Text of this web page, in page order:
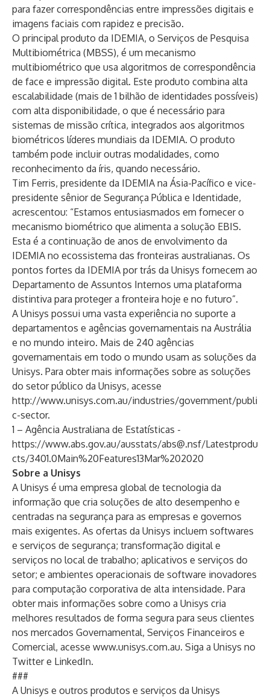
para fazer correspondências entre impressões digitais e
imagens faciais com rapidez e precisão.
O principal produto da IDEMIA, o Serviços de Pesquisa
Multibiométrica (MBSS), é um mecanismo
multibiométrico que usa algoritmos de correspondência
de face e impressão digital. Este produto combina alta
escalabilidade (mais de 1 bilhão de identidades possíveis)
com alta disponibilidade, o que é necessário para
sistemas de missão crítica, integrados aos algoritmos
biométricos líderes mundiais da IDEMIA. O produto
também pode incluir outras modalidades, como
reconhecimento da íris, quando necessário.
Tim Ferris, presidente da IDEMIA na Ásia-Pacífico e vice-
presidente sênior de Segurança Pública e Identidade,
acrescentou: “Estamos entusiasmados em fornecer o
mecanismo biométrico que alimenta a solução EBIS.
Esta é a continuação de anos de envolvimento da
IDEMIA no ecossistema das fronteiras australianas. Os
pontos fortes da IDEMIA por trás da Unisys fornecem ao
Departamento de Assuntos Internos uma plataforma
distintiva para proteger a fronteira hoje e no futuro”.
A Unisys possui uma vasta experiência no suporte a
departamentos e agências governamentais na Austrália
e no mundo inteiro. Mais de 240 agências
governamentais em todo o mundo usam as soluções da
Unisys. Para obter mais informações sobre as soluções
do setor público da Unisys, acesse
http://www.unisys.com.au/industries/government/publi
c-sector.
1 – Agência Australiana de Estatísticas -
https://www.abs.gov.au/ausstats/abs@.nsf/Latestprodu
cts/3401.0Main%20Features13Mar%202020
Sobre a Unisys
A Unisys é uma empresa global de tecnologia da
informação que cria soluções de alto desempenho e
centradas na segurança para as empresas e governos
mais exigentes. As ofertas da Unisys incluem softwares
e serviços de segurança; transformação digital e
serviços no local de trabalho; aplicativos e serviços do
setor; e ambientes operacionais de software inovadores
para computação corporativa de alta intensidade. Para
obter mais informações sobre como a Unisys cria
melhores resultados de forma segura para seus clientes
nos mercados Governamental, Serviços Financeiros e
Comercial, acesse www.unisys.com.au. Siga a Unisys no
Twittere LinkedIn.
###
A Unisys e outros produtos e serviços da Unisys